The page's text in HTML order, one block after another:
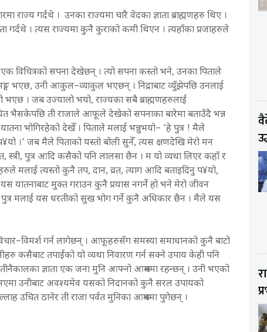
राज्य गर्दथे । उनका राज्यमा चारै वेदका ज्ञाता ब्राह्मणहरु थिए ।
। त्यस राज्यमा कुनै कुराको कमी थिएन । त्यहाँका प्रजाहरुले
सपना देखेछन् । त्यो सपना कस्तो भने, उनका पिताले
भएछ, उनी आकुल–व्याकुल भएछन् । निद्राबाट व्युँझेपछि उनलाई
भएछ । जब उज्यालो भयो, राज्यका सबै ब्राह्मणहरुलाई
भैसकेपछि ती राजाले आफूले देखेको सपनाका बारेमा बताउँदै भन्न
भोगिरहेको देखेँ । पिताले मलाई भन्नुभयो– ‘हे पुत्र ! मैले
।’ जब मैले पिताको यस्तो बोली सुनेँ, त्यस क्षणदेखि मेरो मन
स्त्री, पुत्र आदि कसैको पनि लालसा छैन । म यो व्यथा लिएर कहाँ र
मलाई त्यस्तो कुनै तप, दान, व्रत, त्याग आदि बताइदिनु प¥यो,
यातनाबाट मुक्त गराउन कुनै प्रयास नगर्ने हो भने मेरो जीवन
पुत्र मलाई यस धरतीको सुख भोग गर्ने कुनै अधिकार छैन । मैले यस
गर्न लागेछन् । आफूहरुसँग समस्या समाधानको कुनै बाटो
कसैबाट तपाईंको यो व्यथा निवारण गर्न सक्ने उपाय केही पनि
ज्ञाता एक जना मुनि आफ्नो आश्रममा रहन्छन् । उनी भएको
उनीबाट अवश्यमेव यसको निदानको कुनै सरल उपायको
सल्लाह उचित ठानेर ती राजा पर्वत मुनिका आश्रममा पुगेछन् ।